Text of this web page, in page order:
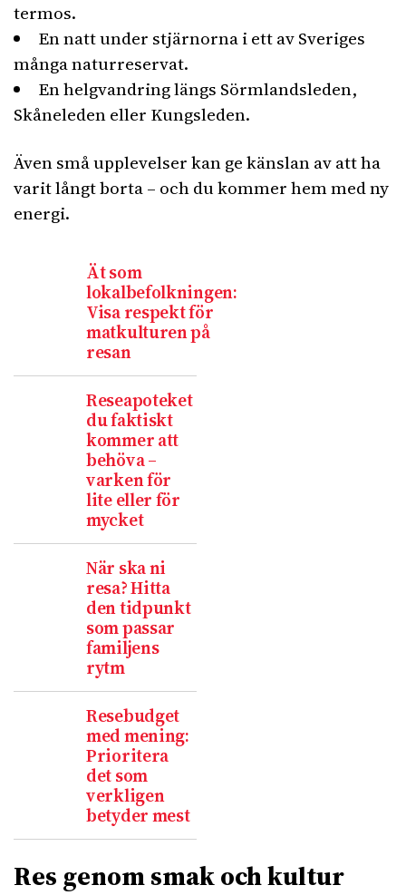
termos.
En natt under stjärnorna i ett av Sveriges
många naturreservat.
En helgvandring längs Sörmlandsleden,
Skåneleden eller Kungsleden.
Även små upplevelser kan ge känslan av att ha
varit långt borta – och du kommer hem med ny
energi.
Ät som
lokalbefolkningen:
Visa respekt för
matkulturen på
resan
Reseapoteket
du faktiskt
kommer att
behöva –
varken för
lite eller för
mycket
När ska ni
resa? Hitta
den tidpunkt
som passar
familjens
rytm
Resebudget
med mening:
Prioritera
det som
verkligen
betyder mest
Res genom smak och kultur